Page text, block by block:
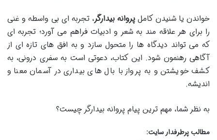
خواندن یا شنیدن کامل پروانه بیدارگر، تجربه ای بی واسطه و غنی
را برای هر علاقه مند به شعر و ادبیات فراهم می آورد؛ تجربه ای
که می تواند دیدگاه ها را متحول سازد و به افق های تازه ای از
آگاهی رهنمون شود. این کتاب، دعوتی است به سفری درونی، به
کشف خویشتن و به پرواز با بال های بیداری در آسمان معنا و
اندیشه.
به نظر شما، مهم ترین پیام پروانه بیدارگر چیست؟
مطالب پرطرفدار سایت: